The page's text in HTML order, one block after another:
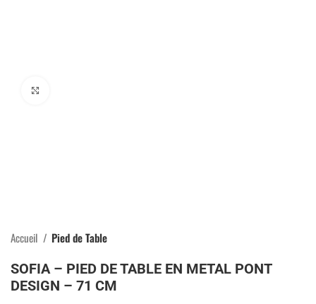
Accueil Pied de Table
SOFIA – PIED DE TABLE EN METAL PONT
DESIGN – 71 CM